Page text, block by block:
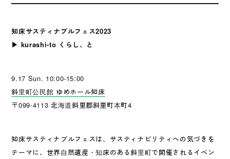
知床サスティナブルフェス2023
▶︎ kurashi-to くらし、と
9.17 Sun. 10:00-15:00
斜里町公民館 ゆめホール知床
〒099-4113 北海道斜里郡斜里町本町4
知床サスティナブルフェスは、サスティナビリティへの気づきを
テーマに、世界自然遺産・知床のある斜里町で開催されるイベン